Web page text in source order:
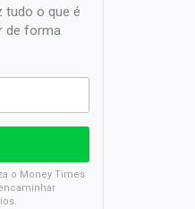
tudo o que é
de forma
o Money Times